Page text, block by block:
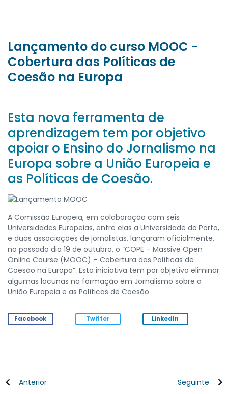
Lançamento do curso MOOC -
Cobertura das Políticas de
Coesão na Europa
Esta nova ferramenta de
aprendizagem tem por objetivo
apoiar o Ensino do Jornalismo na
Europa sobre a União Europeia e
as Políticas de Coesão.
A Comissão Europeia, em colaboração com seis
Universidades Europeias, entre elas a Universidade do Porto,
e duas associações de jornalistas, lançaram oficialmente,
no passado dia 19 de outubro, o “COPE – Massive Open
Online Course (MOOC) – Cobertura das Políticas de
Coesão na Europa”. Esta iniciativa tem por objetivo eliminar
algumas lacunas na formação em Jornalismo sobre a
União Europeia e as Políticas de Coesão.
Facebook Twitter LinkedIn
Anterior Seguinte